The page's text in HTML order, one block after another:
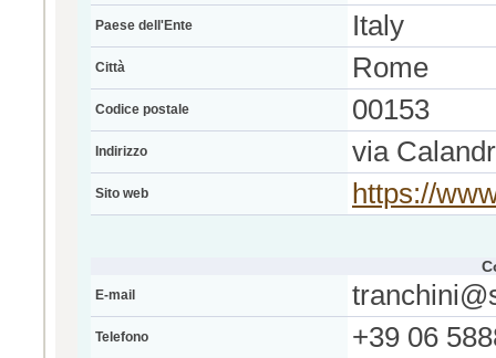
Paese dell'Ente Italy
Città Rome
Codice postale 00153
Indirizzo via
Sito web https://
E-mail
Telefono +39 06